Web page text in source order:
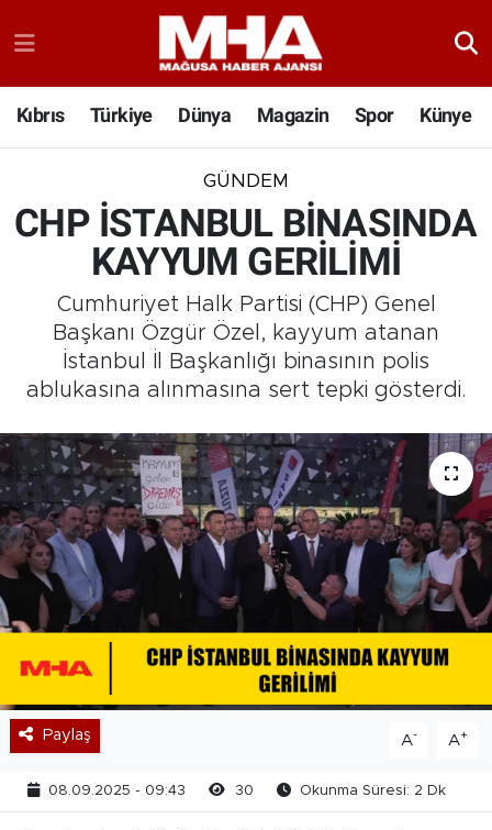
Kıbrıs Türkiye Dünya Magazin Spor Künye
GÜNDEM
CHP İSTANBUL BİNASINDA
KAYYUM GERİLİMİ
Cumhuriyet Halk Partisi (CHP) Genel
Başkanı Özgür Özel, kayyum atanan
İstanbul İl Başkanlığı binasının polis
ablukasına alınmasına sert tepki gösterdi.
Paylaş A- A+
08.09.2025 - 09:43 30 Okunma Süresi: 2 Dk